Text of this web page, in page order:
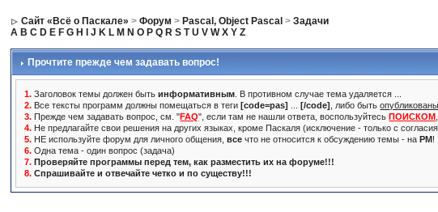
Сайт «Всё о Паскале» >Форум > Pascal, Object Pascal >Задачи
A B C D E F G H J K L M N O P Q R S T U V W X Y Z
Прочтите прежде чем задавать вопрос!
1. Заголовок темы должен бытьинформативным . В противном случае тема удаляется ...
2. Все тексты программ должны помещаться в теги[code=pas] ...[/code] , либо быть
3. Прежде чем задавать вопрос, см. "FAQ", если там не нашли ответа, воспользуйтесьПОИСКОМ
4. Не предлагайте свои решения на других языках, кроме Паскаля (исключение - только с
5. НЕ используйте форум для личного общения,все что не относится к обсуждению темы - наPM!
6. Одна тема - один вопрос (задача)
7. Проверяйте программы перед тем, как разместить их на форуме!!!
8. Спрашивайте и отвечайте четко и по существу!!!